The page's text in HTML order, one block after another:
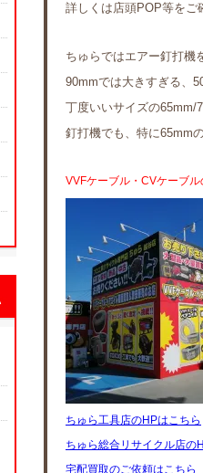
詳しくは店頭POP等をご
ちゅらではエアー釘打機
90mmでは大きすぎる、
丁度いいサイズの65mm/
釘打機でも、特に65mm
VVFケーブル・CVケーブル
ちゅら工具店のHPはこちら
ちゅら総合リサイクル店の
宅配買取のご依頼はこちら